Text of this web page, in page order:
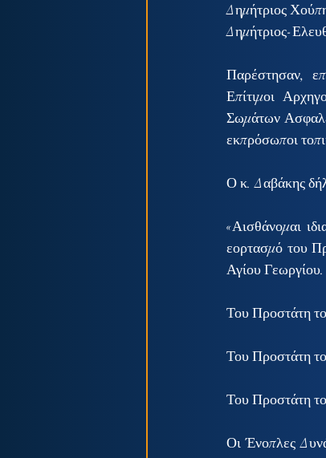
Δημήτριος
Δημήτριος-
Παρέστησαν,
Επίτιμοι
Σωμάτων
εκπρόσωποι
Ο κ. Δαβάκης
«Αισθάνομαι
εορτασμό του
Αγίου Γεωργίου.
Του Προστάτη
Του Προστάτη
Του Προστάτη
Οι Ένοπλες